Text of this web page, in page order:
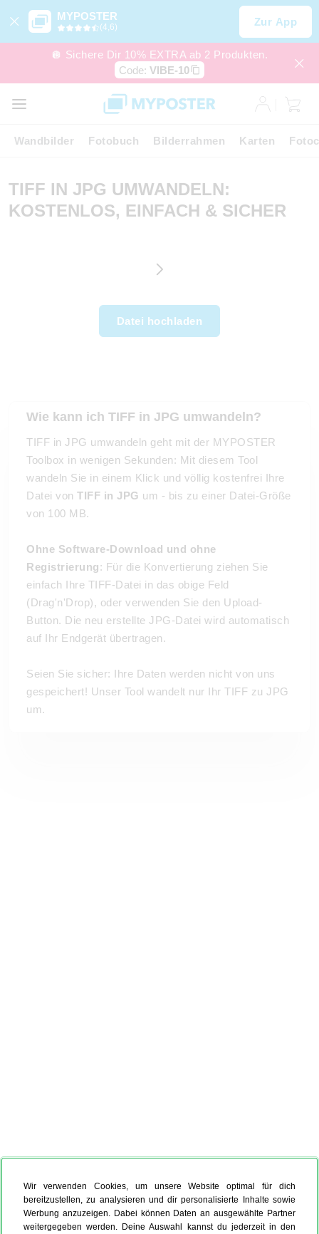
Wir verwenden Cookies, um unsere Website optimal für dich
bereitzustellen, zu analysieren und dir personalisierte Inhalte sowie
Werbung anzuzeigen. Dabei können Daten an ausgewählte Partner
weitergegeben werden. Deine Auswahl kannst du jederzeit in den
MYPOSTER
(4,6) Zur App
🪩 Sichere Dir 10% EXTRA ab 2 Produkten.
Code: VIBE-10
Wandbilder Fotobuch Bilderrahmen Karten
TIFF IN JPG UMWANDELN:
KOSTENLOS, EINFACH & SICHER
Datei hochladen
Wie kann ich TIFF in JPG umwandeln?
TIFF in JPG umwandeln geht mit der MYPOSTER
Toolbox in wenigen Sekunden: Mit diesem Tool
wandeln Sie in einem Klick und völlig kostenfrei Ihre
Datei von TIFF in JPG um - bis zu einer Datei-Größe
von 100 MB.
Ohne Software-Download und ohne
Registrierung: Für die Konvertierung ziehen Sie
einfach Ihre TIFF-Datei in das obige Feld
(Drag'n'Drop), oder verwenden Sie den Upload-
Button. Die neu erstellte JPG-Datei wird automatisch
auf Ihr Endgerät übertragen.
Seien Sie sicher: Ihre Daten werden nicht von uns
gespeichert! Unser Tool wandelt nur Ihr TIFF zu JPG
um.